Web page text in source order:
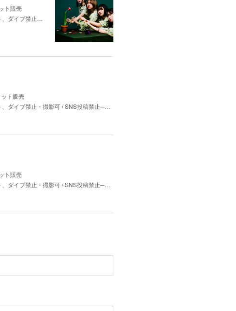
ト販売
、ダイブ禁止…
ト販売
ダイブ禁止・撮影可 / SNS投稿禁止─…
ト販売
ダイブ禁止・撮影可 / SNS投稿禁止─…